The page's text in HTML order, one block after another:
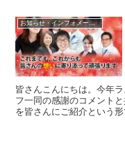
お知らせ・インフォメーション
皆さんこんにちは。今年
フ一同の感謝のコメント
を皆さんにご紹介という